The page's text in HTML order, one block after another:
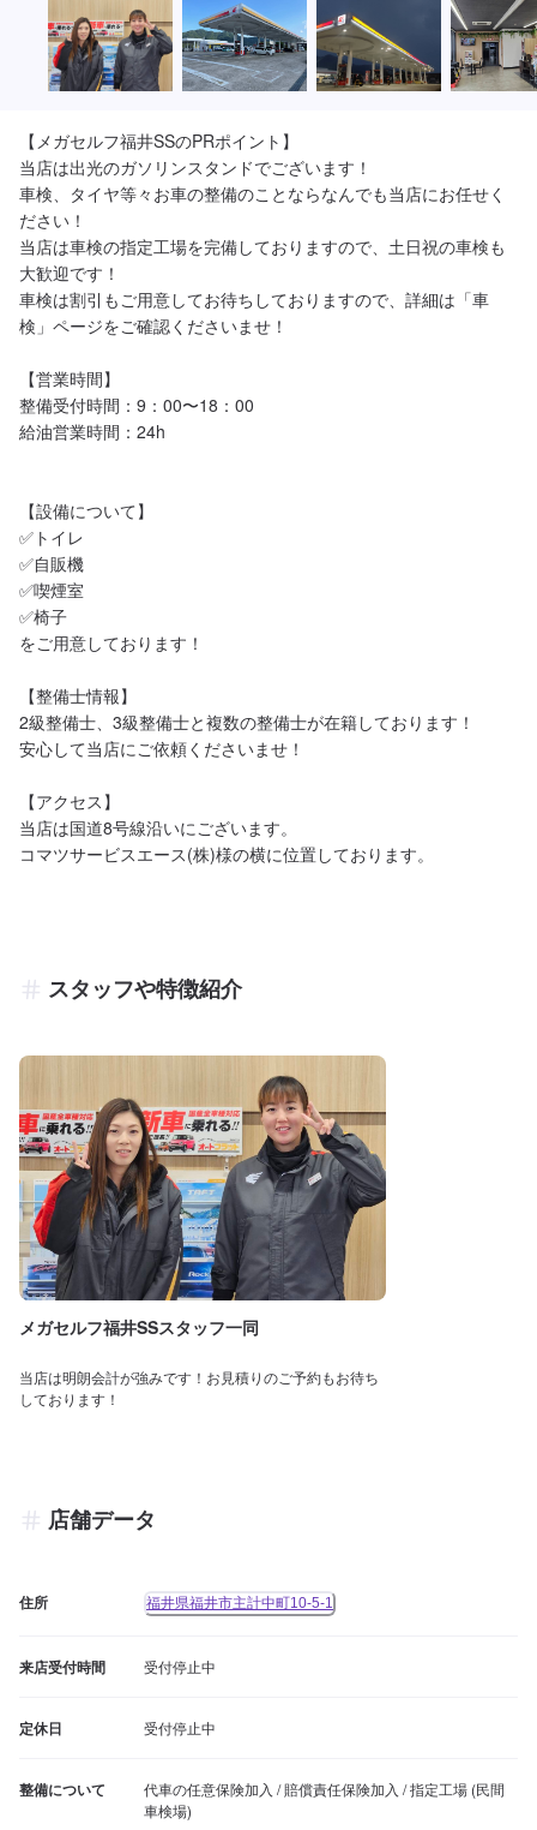
【メガセルフ福井SSのPRポイント】
当店は出光のガソリンスタンドでございます！
車検、タイヤ等々お車の整備のことならなんでも当店にお任せく
ださい！
当店は車検の指定工場を完備しておりますので、土日祝の車検も
大歓迎です！
車検は割引もご用意してお待ちしておりますので、詳細は「車
検」ページをご確認くださいませ！
【営業時間】
整備受付時間：9：00〜18：00
給油営業時間：24h
【設備について】
✅トイレ
✅自販機
✅喫煙室
✅椅子
をご用意しております！
【整備士情報】
2級整備士、3級整備士と複数の整備士が在籍しております！
安心して当店にご依頼くださいませ！
【アクセス】
当店は国道8号線沿いにございます。
コマツサービスエース(株)様の横に位置しております。
スタッフや特徴紹介
メガセルフ福井SSスタッフ一同
当店は明朗会計が強みです！お見積りのご予約もお待ち
しております！
店舗データ
住所 福井県福井市主計中町10-5-1
来店受付時間 受付停止中
定休日 受付停止中
整備について
代車の任意保険加入 / 賠償責任保険加入 / 指定工場 (民間
車検場)